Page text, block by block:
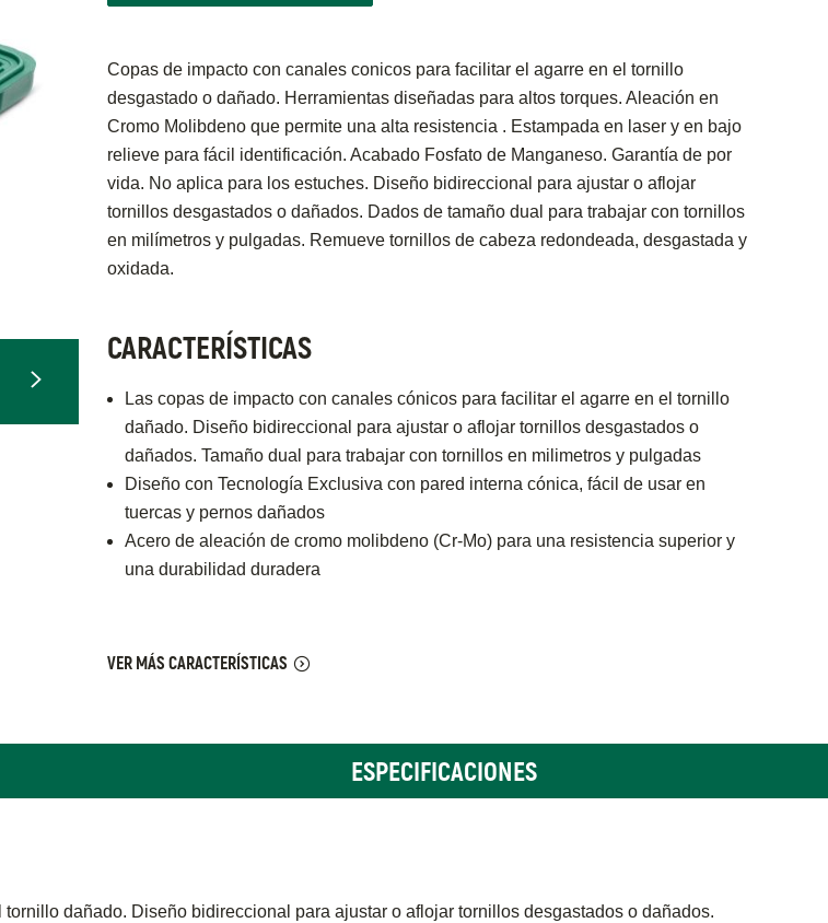
Copas de impacto con canales conicos para facilitar el agarre en el tornillo
desgastado o dañado. Herramientas diseñadas para altos torques. Aleación en
Cromo Molibdeno que permite una alta resistencia . Estampada en laser y en bajo
relieve para fácil identificación. Acabado Fosfato de Manganeso. Garantía de por
vida. No aplica para los estuches. Diseño bidireccional para ajustar o aflojar
tornillos desgastados o dañados. Dados de tamaño dual para trabajar con tornillos
en milímetros y pulgadas. Remueve tornillos de cabeza redondeada, desgastada y
oxidada.
CARACTERÍSTICAS
Las copas de impacto con canales cónicos para facilitar el agarre en el tornillo
dañado. Diseño bidireccional para ajustar o aflojar tornillos desgastados o
dañados. Tamaño dual para trabajar con tornillos en milimetros y pulgadas
Diseño con Tecnología Exclusiva con pared interna cónica, fácil de usar en
tuercas y pernos dañados
Acero de aleación de cromo molibdeno (Cr-Mo) para una resistencia superior y
una durabilidad duradera
VER MÁS CARACTERÍSTICAS
ESPECIFICACIONES
dañado. Diseño bidireccional para ajustar o aflojar tornillos desgastados o dañados.